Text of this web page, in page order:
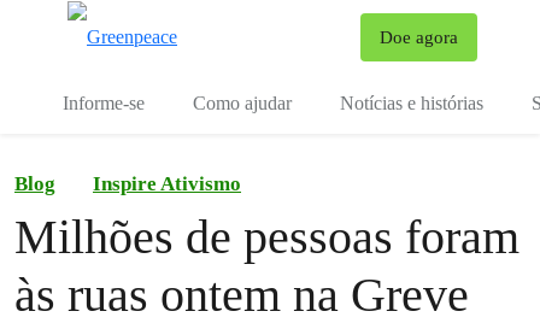
Doe agora
Informe-se Como ajudar Notícias e histórias
Blog Inspire Ativismo
Milhões de pessoas foram
às ruas ontem na Greve